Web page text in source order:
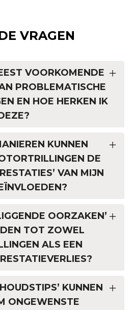
VRAGEN
VOORKOMENDE
PROBLEMATISCHE
EN HOE HERKEN IK
KUNNEN
DE
VAN MIJN
OORZAKEN’
TOT ZOWEL
ALS EEN
KUNNEN
ONGEWENSTE